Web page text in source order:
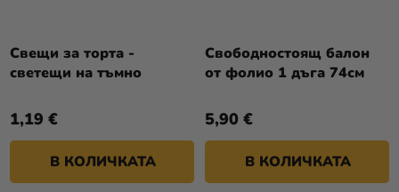
Свещи за торта -
светещи на тъмно
1,19 €
В КОЛИЧКАТА
Свободностоящ балон
от фолио 1 дъга 74см
5,90 €
В КОЛИЧКАТА